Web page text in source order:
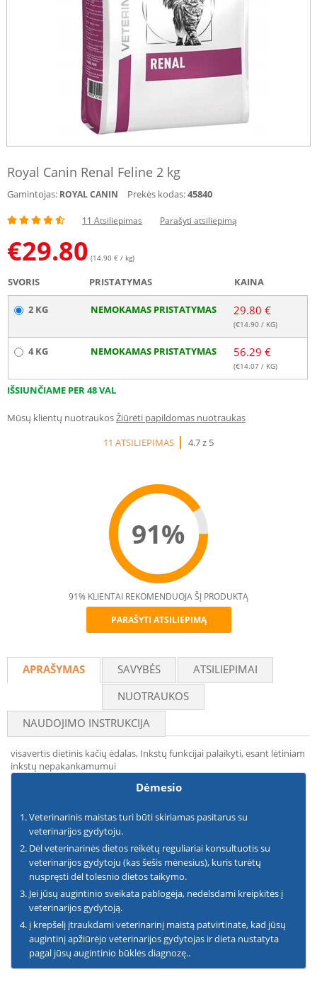
Royal Canin Renal Feline 2 kg
Gamintojas: ROYAL CANIN Prekės kodas:45840
11 Atsiliepimas Parašyti atsiliepimą
€29.80 (14.90 € / kg)
SVORIS PRISTATYMAS KAINA
2 KG NEMOKAMAS PRISTATYMAS 29.80 €
(€14.90 / KG)
4 KG NEMOKAMAS PRISTATYMAS 56.29 €
(€14.07 / KG)
IŠSIUNČIAME PER 48 VAL
Mūsų klientų nuotraukosŽiūrėti papildomas nuotraukas
11 ATSILIEPIMAS
4.7 z 5
91%
Recommend
91% KLIENTAI REKOMENDUOJA ŠĮ PRODUKTĄ
PARAŠYTI ATSILIEPIMĄ
APRAŠYMAS SAVYBĖS
ATSILIEPIMAI
NUOTRAUKOS
NAUDOJIMO INSTRUKCIJA
visavertis dietinis kačių ėdalas, Inkstų funkcijai palaikyti, esant lėtiniam
inkstų nepakankamumui
Dėmesio
Veterinarinis maistas turi būti skiriamas pasitarus su
veterinarijos gydytoju.
Dėl veterinarinės dietos reikėtų reguliariai konsultuotis su
veterinarijos gydytoju (kas šešis mėnesius), kuris turėtų
nuspręsti dėl tolesnio dietos taikymo.
Jei jūsų augintinio sveikata pablogėja, nedelsdami kreipkitės į
veterinarijos gydytoją.
į krepšelį įtraukdami veterinarinį maistą patvirtinate, kad jūsų
augintinį apžiūrėjo veterinarijos gydytojas ir dieta nustatyta
pagal jūsų augintinio būklės diagnozę..